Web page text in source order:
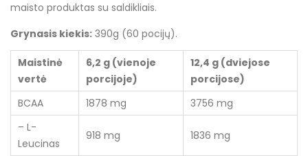
maisto produktas su saldikliais.
Grynasis kiekis: 390g (60 pocijų).
Maistinė
vertė
6,2 g (vienoje
porcijoje)
12,4 g (dviejose
porcijose)
BCAA
1878 mg
3756 mg
– L-
Leucinas
918 mg 1836 mg